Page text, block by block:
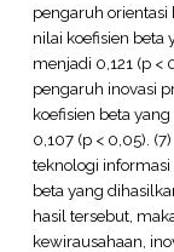
pengaruh orientasi
nilai koefisien beta
menjadi 0,121 (p <
pengaruh inovasi
koefisien beta
0,107 (p < 0,05).
teknologi informasi
beta yang
hasil tersebut,
kewirausahaan,